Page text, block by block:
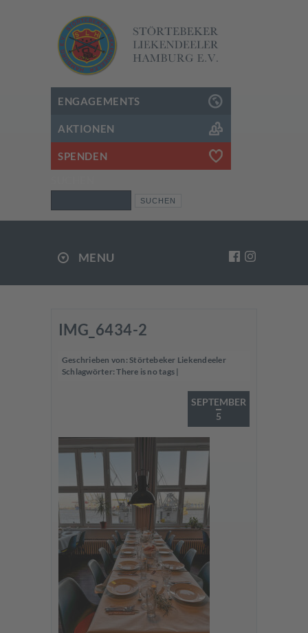
ENGAGEMENTS
AKTIONEN
SPENDEN
MENU
IMG_6434-2
Geschrieben von: Störtebeker Liekendeeler
Schlagwörter:There is no tags |
SEPTEMBER
5